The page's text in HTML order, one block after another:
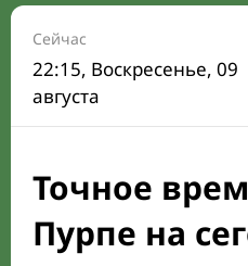
Расписание на месяц
Время Сухура и
Календарь рамадана
Направление киблы
Сейчас
22:15, Воскресенье, 09
августа
Точное
Пурпе на